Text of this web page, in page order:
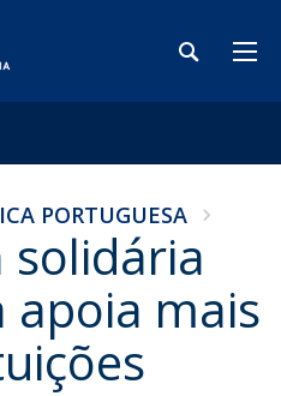
PORTUGUESA
solidária
apoia mais